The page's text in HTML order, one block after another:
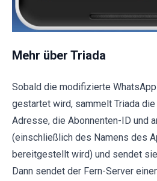
Mehr über Triada
Sobald die modifizierte
gestartet wird, sammelt Triada
Adresse, die Abonnenten-ID und
(einschließlich des Namens des
bereitgestellt wird) und sendet
Dann sendet der Fern-Server